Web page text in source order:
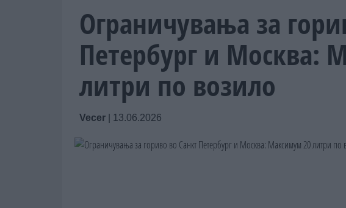
Ограничувања за
Петербург и Москва:
литри по возило
Vecer 13.06.2026